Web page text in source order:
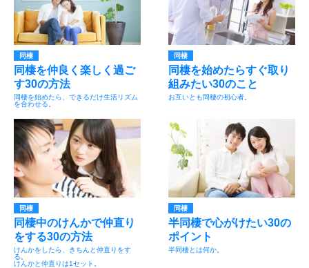
同棲
同棲を仲良く楽しく過ご
す30の方法
同棲を始めたら、できるだけ生活リズム
を合わせる。
同棲
同棲を始めたらすぐ取り
組みたい30のこと
お互いとも同棲の初心者。
同棲
同棲中のけんかで仲直り
をする30の方法
けんかをしたら、きちんと仲直りをす
る。
けんかと仲直りは1セット。
同棲
半同棲で心がけたい30の
ポイント
半同棲とは何か。